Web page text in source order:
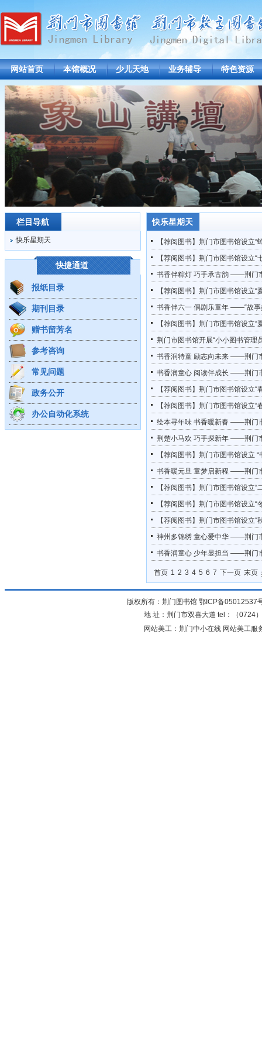
网站首页 本馆概况 少儿天地 业务辅导 特色资源
栏目导航
快乐星期天
快捷通道
报纸目录
期刊目录
赠书留芳名
参考咨询
常见问题
政务公开
办公自动化系统
快乐星期天
【荐阅图书】荆门市图书馆设立
【荐阅图书】荆门市图书馆设立
书香伴粽灯 巧手承古韵 ——荆门
【荐阅图书】荆门市图书馆设立
书香伴六一 偶剧乐童年 ——“故事
【荐阅图书】荆门市图书馆设立
荆门市图书馆开展“小小图书管理
书香润特童 励志向未来 ——荆门
书香润童心 阅读伴成长 ——荆门
【荐阅图书】荆门市图书馆设立
【荐阅图书】荆门市图书馆设立
绘本寻年味 书香暖新春 ——荆门
荆楚小马欢 巧手探新年 ——荆门
【荐阅图书】荆门市图书馆设立
书香暖元旦 童梦启新程 ——荆门
【荐阅图书】荆门市图书馆设立“
【荐阅图书】荆门市图书馆设立
【荐阅图书】荆门市图书馆设立“
神州多锦绣 童心爱中华 ——荆门
书香润童心 少年显担当 ——荆门
首页 1 2 3 4 5 6 7 下一页 末页
版权所有：荆门图书馆 鄂ICP备05012537
地 址：荆门市双喜大道 tel：（0724
网站美工：荆门中小在线 网站美工